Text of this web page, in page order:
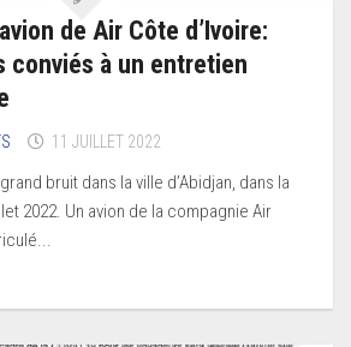
de Air Côte d’Ivoire:
conviés à un entretien
11 JUILLET 2022
bruit dans la ville d’Abidjan, dans la
2022. Un avion de la compagnie Air